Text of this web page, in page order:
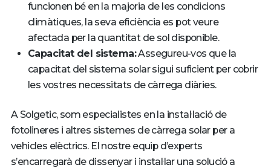
funcionen bé en la majoria de les condicions
climàtiques, la seva eficiència es pot veure
afectada per la quantitat de sol disponible.
Capacitat del sistema:Assegureu-vos que la
capacitat del sistema solar sigui suficient per cobrir
les vostres necessitats de càrrega diàries.
A Solgetic, som especialistes en la instal·lació de
fotolineres i altres sistemes de càrrega solar per a
vehicles elèctrics. El nostre equip d’experts
s’encarregarà de dissenyar i instal·lar una solució a